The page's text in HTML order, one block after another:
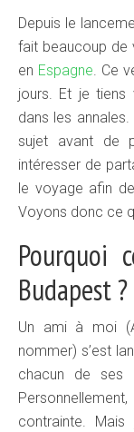
Depuis le
fait beaucoup de
en Espagne. Ce
jours. Et je tiens
dans les
sujet avant de
intéresser de
le voyage afin
Voyons donc ce
Pourquoi
Budapest ?
Un ami à moi
nommer) s’est
chacun de ses
contrainte.